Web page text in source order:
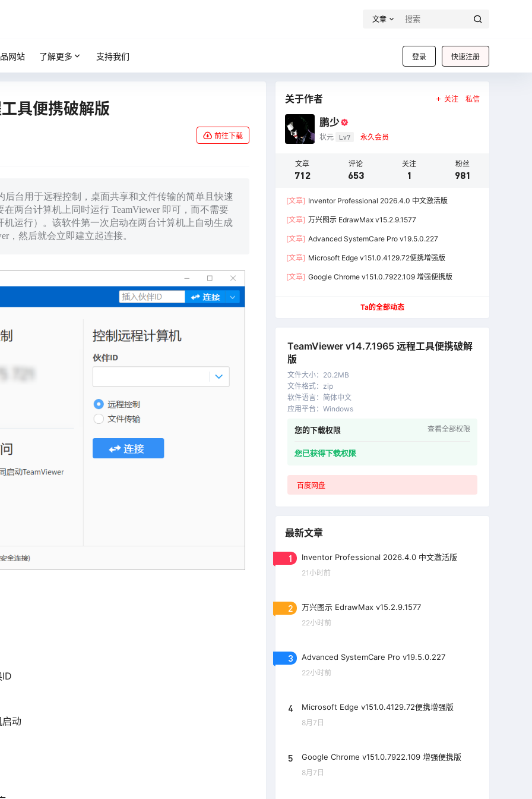
文章
登录 快速注册
网站 了解更多 支持我们
具便携破解版
前往下载
后台用于远程控制，桌面共享和文件传输的简单且快速
两台计算机上同时运行 TeamViewer 即可，而不需要
运行）。该软件第一次启动在两台计算机上自动生成
，然后就会立即建立起连接。
启动
关于作者 关注 私信
鹏少
状元 Lv7 永久会员
文章
712
评论
653
关注
1
粉丝
981
[文章] Inventor Professional 2026.4.0 中文激活版
[文章] 万兴图示 EdrawMax v15.2.9.1577
[文章] Advanced SystemCare Pro v19.5.0.227
[文章] Microsoft Edge v151.0.4129.72便携增强版
[文章] Google Chrome v151.0.7922.109 增强便携版
Ta的全部动态
TeamViewer v14.7.1965 远程工具便携破解
版
文件大小： 20.2MB
文件格式： zip
软件语言： 简体中文
应用平台 ： Windows
您的下载权限 查看全部权限
您已获得下载权限
百度网盘
最新文章
1 Inventor Professional 2026.4.0 中文激活版
21小时前
2 万兴图示 EdrawMax v15.2.9.1577
22小时前
3 Advanced SystemCare Pro v19.5.0.227
22小时前
4 Microsoft Edge v151.0.4129.72便携增强版
8月7日
5 Google Chrome v151.0.7922.109 增强便携版
8月7日